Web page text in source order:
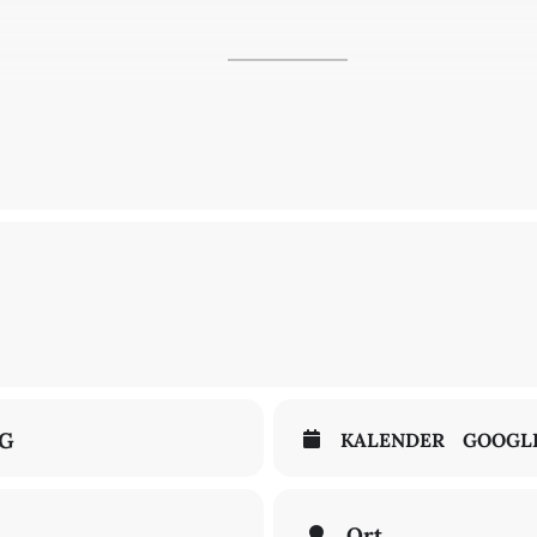
Berlin-Brandenburgische Akademie der Wissenschaften
KALENDER